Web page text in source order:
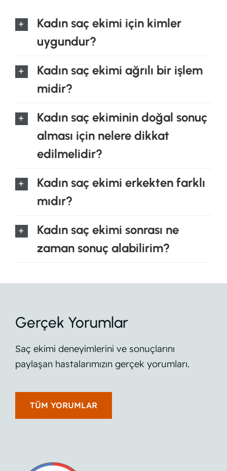
Kadın saç ekimi için kimler
uygundur?
Kadın saç ekimi ağrılı bir işlem
midir?
Kadın saç ekiminin doğal sonuç
alması için nelere dikkat
edilmelidir?
Kadın saç ekimi erkekten farklı
mıdır?
Kadın saç ekimi sonrası ne
zaman sonuç alabilirim?
Gerçek Yorumlar
Saç ekimi deneyimlerini ve sonuçlarını
paylaşan hastalarımızın gerçek yorumları.
TÜM YORUMLAR